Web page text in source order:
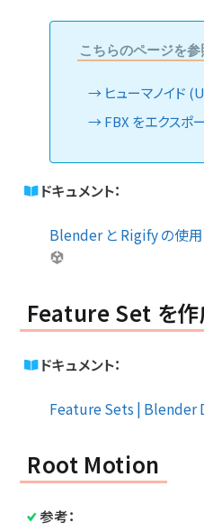
こちらのページを参
ヒューマノイド
FBX をエクスポ
ドキュメント：
Blender と Rigify の使
Feature Set を作
ドキュメント：
Feature Sets |
Root Motion
参考：